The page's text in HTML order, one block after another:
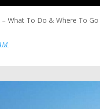
What To Do & Where To Go